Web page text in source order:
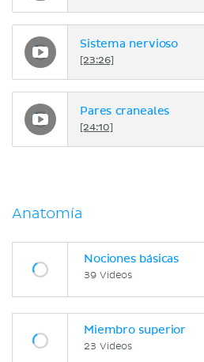
Sistema nervioso
[23:26]
Pares craneales
[24:10]
Anatomía
Nociones básicas
39 Videos
Miembro superior
23 Videos